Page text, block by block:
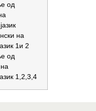
од
на
1и 2
од
1,2,3,4